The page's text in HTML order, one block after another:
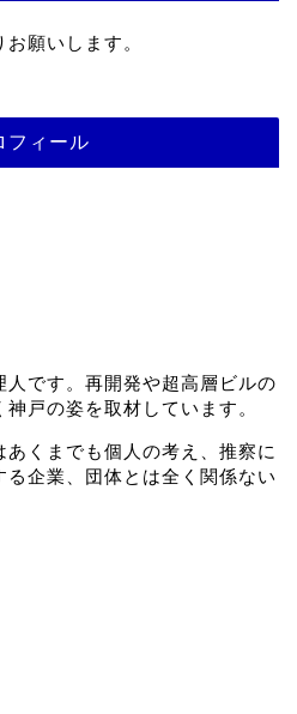
願いします。
フィール
です。再開発や超高層ビルの
戸の姿を取材しています。
くまでも個人の考え、推察に
企業、団体とは全く関係ない